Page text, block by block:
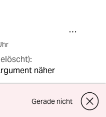
näher
der Russen die
Gerade nicht